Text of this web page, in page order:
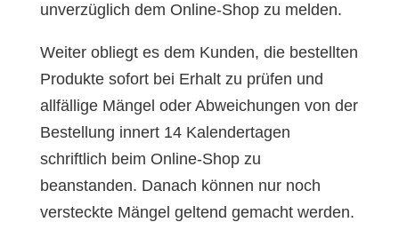
unverzüglich dem Online-Shop zu melden.
Weiter obliegt es dem Kunden, die bestellten
Produkte sofort bei Erhalt zu prüfen und
allfällige Mängel oder Abweichungen von der
Bestellung innert 14 Kalendertagen
schriftlich beim Online-Shop zu
beanstanden. Danach können nur noch
versteckte Mängel geltend gemacht werden.